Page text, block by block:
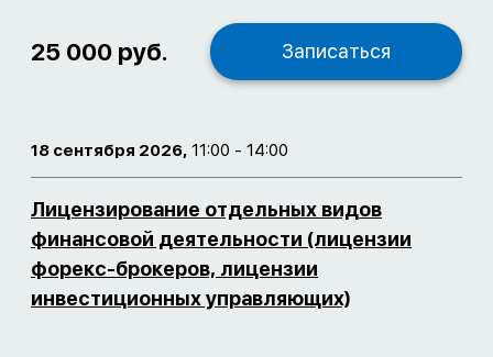
25 000 руб. Записаться
18 сентября 2026, 11:00 - 14:00
Лицензирование отдельных видов
финансовой деятельности (лицензии
форекс-брокеров, лицензии
инвестиционных управляющих)